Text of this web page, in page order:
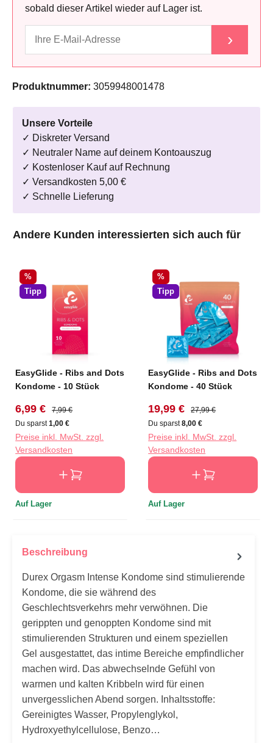
sobald dieser Artikel wieder auf Lager ist.
›
Produktnummer: 3059948001478
Unsere Vorteile
✓ Diskreter Versand
✓ Neutraler Name auf deinem Kontoauszug
✓ Kostenloser Kauf auf Rechnung
✓ Versandkosten 5,00 €
✓ Schnelle Lieferung
Produktgalerie überspringen
Andere Kunden interessierten sich auch für
Rabatt
%
Tipp
EasyGlide - Ribs and Dots
Kondome - 10 Stück
Verkaufspreis:
6,99 € Regulärer Preis:
7,99 €
Du sparst1,00 €
Preise inkl. MwSt. zzgl.
Versandkosten
Auf Lager
Rabatt
%
Tipp
EasyGlide - Ribs and Dots
Kondome - 40 Stück
Verkaufspreis:
19,99 € Regulärer Preis:
27,99 €
Du sparst8,00 €
Preise inkl. MwSt. zzgl.
Versandkosten
Auf Lager
Beschreibung
Durex Orgasm Intense Kondome sind stimulierende
Kondome, die sie während des
Geschlechtsverkehrs mehr verwöhnen. Die
gerippten und genoppten Kondome sind mit
stimulierenden Strukturen und einem speziellen
Gel ausgestattet, das intime Bereiche empfindlicher
machen wird. Das abwechselnde Gefühl von
warmen und kalten Kribbeln wird für einen
unvergesslichen Abend sorgen. Inhaltsstoffe:
Gereinigtes Wasser, Propylenglykol,
Hydroxyethylcellulose, Benzo…